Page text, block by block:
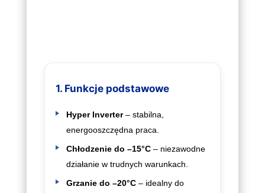
1. Funkcje podstawowe
Hyper Inverter– stabilna,
energooszczędna praca.
Chłodzenie do –15°C– niezawodne
działanie w trudnych warunkach.
Grzanie do –20°C– idealny do